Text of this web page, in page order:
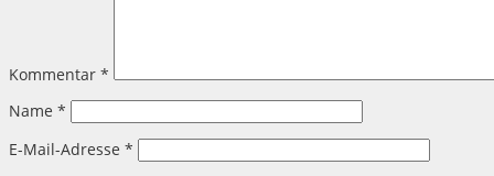
Kommentar *
Name *
E-Mail-Adresse *